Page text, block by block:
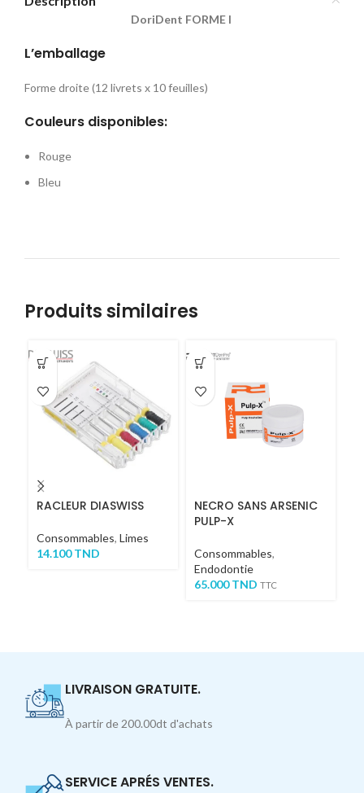
DoriDent FORME I
L’emballage
Forme droite (12 livrets x 10 feuilles)
Couleurs disponibles:
Rouge
Bleu
Produits similaires
RACLEUR DIASWISS
Consommables, Limes
14.100TND
NECRO SANS ARSENIC
PULP-X
Consommables,
Endodontie
65.000TND TTC
LIVRAISON GRATUITE.
À partir de 200.00dt d'achats
SERVICE APRÉS VENTES.